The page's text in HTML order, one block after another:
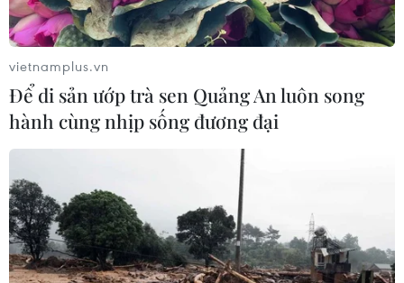
vietnamplus.vn
Để di sản ướp trà sen Quảng An luôn song
hành cùng nhịp sống đương đại